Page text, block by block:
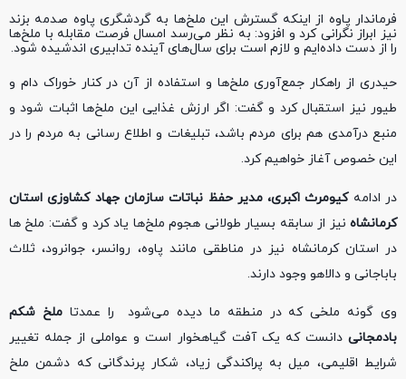
فرماندار پاوه از اینکه گسترش این ملخ‌ها به گردشگری پاوه صدمه بزند
نیز ابراز نگرانی کرد و افزود: به نظر می‌رسد امسال فرصت مقابله با ملخ‌ها
را از دست داده‌ایم و لازم است برای سال‌های آینده تدابیری اندشیده شود.
حیدری از راهکار جمع‌آوری ملخ‌ها و استفاده از آن در کنار خوراک دام و
طیور نیز استقبال کرد و گفت: اگر ارزش غذایی این ملخ‌ها اثبات شود و
منبع درآمدی هم برای مردم باشد، تبلیغات و اطلاع رسانی به مردم را در
این خصوص آغاز خواهیم کرد.
در ادامهکیومرث اکبری، مدیر حفظ نباتات سازمان جهاد کشاوزی استان
کرمانشاه نیز از سابقه بسیار طولانی هجوم ملخ‌ها یاد کرد و گفت: ملخ ها
در استان کرمانشاه نیز در مناطقی مانند پاوه، روانسر، جوانرود، ثلاث
باباجانی و دالاهو وجود دارند.
وی گونه ملخی که در منطقه ما دیده می‌شود را عمدتاملخ شکم
بادمجانی دانست که یک آفت گیاهخوار است و عواملی از جمله تغییر
شرایط اقلیمی، میل به پراکندگی زیاد، شکار پرندگانی که دشمن ملخ